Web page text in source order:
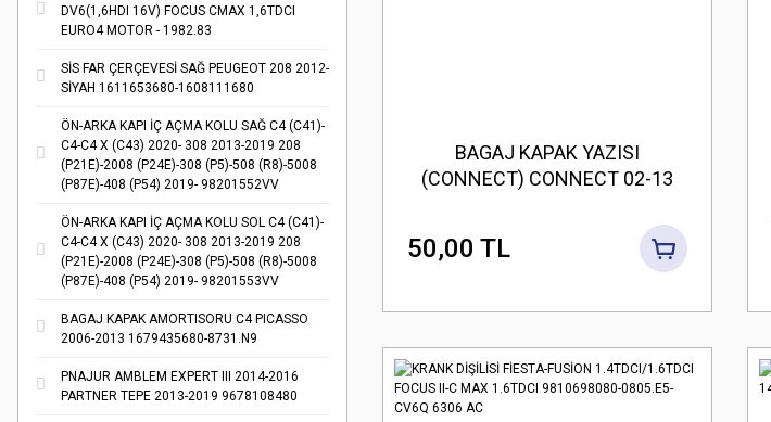
DV6(1,6HDI 16V) FOCUS CMAX 1,6TDCI
EURO4 MOTOR - 1982.83
SİS FAR ÇERÇEVESİ SAĞ PEUGEOT 208 2012-
SİYAH 1611653680-1608111680
ÖN-ARKA KAPI İÇ AÇMA KOLU SAĞ C4 (C41)-
C4-C4 X (C43) 2020- 308 2013-2019 208
(P21E)-2008 (P24E)-308 (P5)-508 (R8)-5008
(P87E)-408 (P54) 2019- 98201552VV
ÖN-ARKA KAPI İÇ AÇMA KOLU SOL C4 (C41)-
C4-C4 X (C43) 2020- 308 2013-2019 208
(P21E)-2008 (P24E)-308 (P5)-508 (R8)-5008
(P87E)-408 (P54) 2019- 98201553VV
BAGAJ KAPAK AMORTISORU C4 PICASSO
2006-2013 1679435680-8731.N9
PNAJUR AMBLEM EXPERT III 2014-2016
PARTNER TEPE 2013-2019 9678108480
BAGAJ KAPAK YAZISI
(CONNECT) CONNECT 02-13
50,00 TL